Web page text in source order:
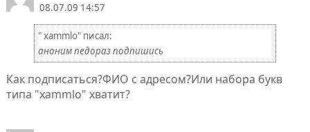
08.07.09 14:57
" xammlo" писал:
аноним педораз подпишись
Как подписаться?ФИО с адресом?Или набора букв
типа "xammlo" хватит?